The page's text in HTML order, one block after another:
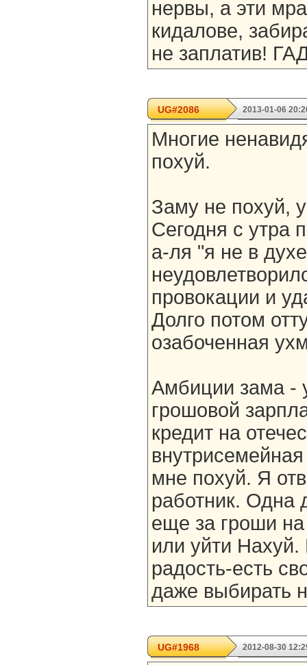
нервы, а эти
кидалове,
не заплатив!
UG#2086 2013-01-06
Многие
похуй.
Заму не похуй,
Сегодня с утра
а-ля "я не в
провокации и
Долго потом
озабоченная
Амбиции зама -
грошовой
кредит на
мне похуй. Я
работник. Одна
еще за гроши на
или уйти Нахуй.
радость-есть
даже выбирать
UG#1968 2012-08-30